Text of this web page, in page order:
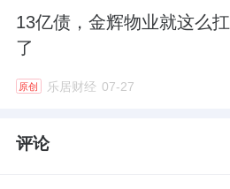
13亿债，金辉物业就这么扛
了
原创 乐居财经 07-27
评论